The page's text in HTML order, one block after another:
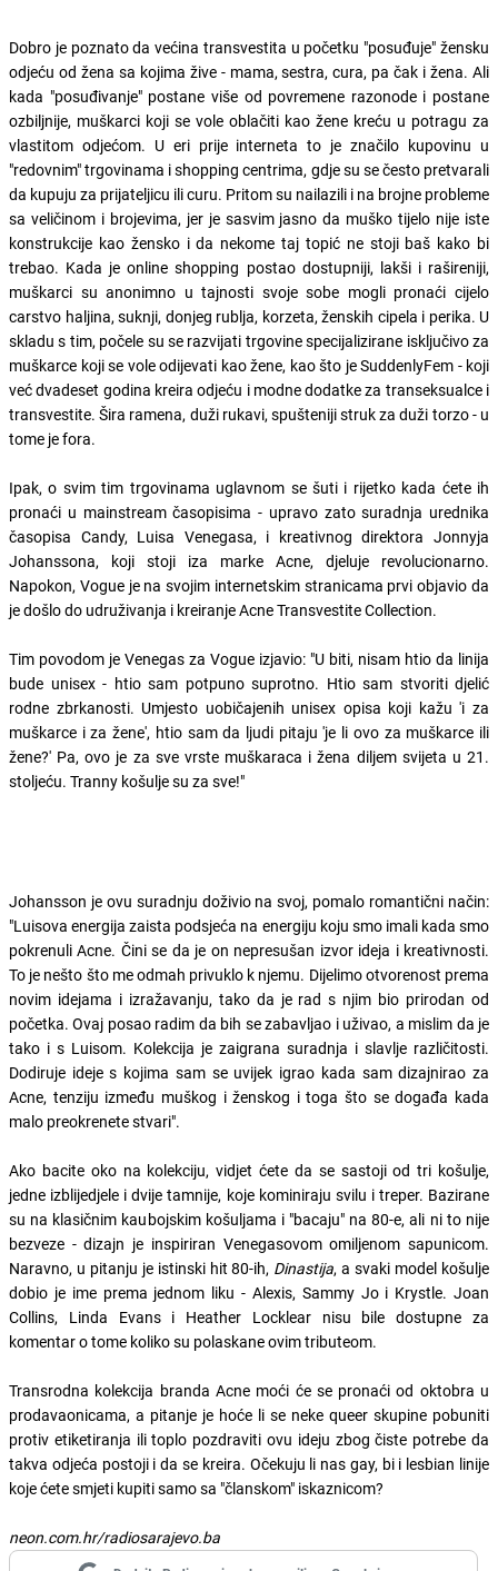
Dobro je poznato da većina transvestita u početku "posuđuje" žensku
odjeću od žena sa kojima žive - mama, sestra, cura, pa čak i žena. Ali
kada "posuđivanje" postane više od povremene razonode i postane
ozbiljnije, muškarci koji se vole oblačiti kao žene kreću u potragu za
vlastitom odjećom. U eri prije interneta to je značilo kupovinu u
"redovnim" trgovinama i shopping centrima, gdje su se često pretvarali
da kupuju za prijateljicu ili curu. Pritom su nailazili i na brojne probleme
sa veličinom i brojevima, jer je sasvim jasno da muško tijelo nije iste
konstrukcije kao žensko i da nekome taj topić ne stoji baš kako bi
trebao. Kada je online shopping postao dostupniji, lakši i rašireniji,
muškarci su anonimno u tajnosti svoje sobe mogli pronaći cijelo
carstvo haljina, suknji, donjeg rublja, korzeta, ženskih cipela i perika. U
skladu s tim, počele su se razvijati trgovine specijalizirane isključivo za
muškarce koji se vole odijevati kao žene, kao što je SuddenlyFem - koji
već dvadeset godina kreira odjeću i modne dodatke za transeksualce i
transvestite. Šira ramena, duži rukavi, spušteniji struk za duži torzo - u
tome je fora.
Ipak, o svim tim trgovinama uglavnom se šuti i rijetko kada ćete ih
pronaći u mainstream časopisima - upravo zato suradnja urednika
časopisa Candy, Luisa Venegasa, i kreativnog direktora Jonnyja
Johanssona, koji stoji iza marke Acne, djeluje revolucionarno.
Napokon, Vogue je na svojim internetskim stranicama prvi objavio da
je došlo do udruživanja i kreiranje Acne Transvestite Collection.
Tim povodom je Venegas za Vogue izjavio: "U biti, nisam htio da linija
bude unisex - htio sam potpuno suprotno. Htio sam stvoriti djelić
rodne zbrkanosti. Umjesto uobičajenih unisex opisa koji kažu 'i za
muškarce i za žene', htio sam da ljudi pitaju 'je li ovo za muškarce ili
žene?' Pa, ovo je za sve vrste muškaraca i žena diljem svijeta u 21.
stoljeću. Tranny košulje su za sve!"
Johansson je ovu suradnju doživio na svoj, pomalo romantični način:
"Luisova energija zaista podsjeća na energiju koju smo imali kada smo
pokrenuli Acne. Čini se da je on nepresušan izvor ideja i kreativnosti.
To je nešto što me odmah privuklo k njemu. Dijelimo otvorenost prema
novim idejama i izražavanju, tako da je rad s njim bio prirodan od
početka. Ovaj posao radim da bih se zabavljao i uživao, a mislim da je
tako i s Luisom. Kolekcija je zaigrana suradnja i slavlje različitosti.
Dodiruje ideje s kojima sam se uvijek igrao kada sam dizajnirao za
Acne, tenziju između muškog i ženskog i toga što se događa kada
malo preokrenete stvari".
Ako bacite oko na kolekciju, vidjet ćete da se sastoji od tri košulje,
jedne izblijedjele i dvije tamnije, koje kominiraju svilu i treper. Bazirane
su na klasičnim kaubojskim košuljama i "bacaju" na 80-e, ali ni to nije
bezveze - dizajn je inspiriran Venegasovom omiljenom sapunicom.
Naravno, u pitanju je istinski hit 80-ih, Dinastija, a svaki model košulje
dobio je ime prema jednom liku - Alexis, Sammy Jo i Krystle. Joan
Collins, Linda Evans i Heather Locklear nisu bile dostupne za
komentar o tome koliko su polaskane ovim tributeom.
Transrodna kolekcija branda Acne moći će se pronaći od oktobra u
prodavaonicama, a pitanje je hoće li se neke queer skupine pobuniti
protiv etiketiranja ili toplo pozdraviti ovu ideju zbog čiste potrebe da
takva odjeća postoji i da se kreira. Očekuju li nas gay, bi i lesbian linije
koje ćete smjeti kupiti samo sa "članskom" iskaznicom?
neon.com.hr/radiosarajevo.ba